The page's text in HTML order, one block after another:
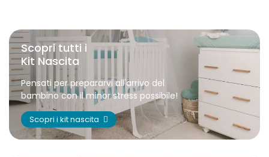
Scopri tutti i
Kit Nascita
Pensati per prepararvi all'arrivo del
bambino con il minor stress possibile!
Scopri i kit nascita